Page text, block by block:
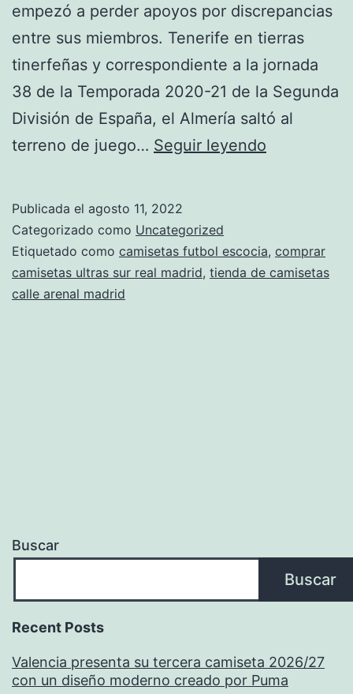
empezó a perder apoyos por discrepancias
entre sus miembros. Tenerife en tierras
tinerfeñas y correspondiente a la jornada
38 de la Temporada 2020-21 de la Segunda
División de España, el Almería saltó al
terreno de juego… Seguir leyendo
Publicada el agosto 11, 2022
Categorizado como Uncategorized
Etiquetado como camisetas futbol escocia, comprar
camisetas ultras sur real madrid, tienda de camisetas
calle arenal madrid
Buscar
Buscar
Recent Posts
Valencia presenta su tercera camiseta 2026/27
con un diseño moderno creado por Puma